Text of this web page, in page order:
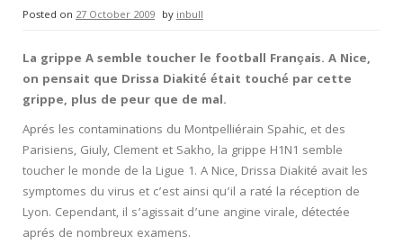
Posted on 27 October 2009 byinbull
La grippe A semble toucher le football Français. A Nice,
on pensait que Drissa Diakité était touché par cette
grippe, plus de peur que de mal.
Aprés les contaminations du Montpelliérain Spahic, et des
Parisiens, Giuly, Clement et Sakho, la grippe H1N1 semble
toucher le monde de la Ligue 1. A Nice, Drissa Diakité avait les
symptomes du virus et c’est ainsi qu’il a raté la réception de
Lyon. Cependant, il s’agissait d’une angine virale, détectée
aprés de nombreux examens.